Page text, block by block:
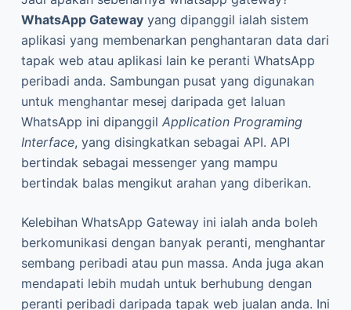
WhatsApp Gatewayyang dipanggil ialah sistem
aplikasi yang membenarkan penghantaran data dari
tapak web atau aplikasi lain ke peranti WhatsApp
peribadi anda. Sambungan pusat yang digunakan
untuk menghantar mesej daripada get laluan
WhatsApp ini dipanggil Application Programing
Interface, yang disingkatkan sebagai API. API
bertindak sebagai messenger yang mampu
bertindak balas mengikut arahan yang diberikan.
Kelebihan WhatsApp Gateway ini ialah anda boleh
berkomunikasi dengan banyak peranti, menghantar
sembang peribadi atau pun massa. Anda juga akan
mendapati lebih mudah untuk berhubung dengan
peranti peribadi daripada tapak web jualan anda. Ini